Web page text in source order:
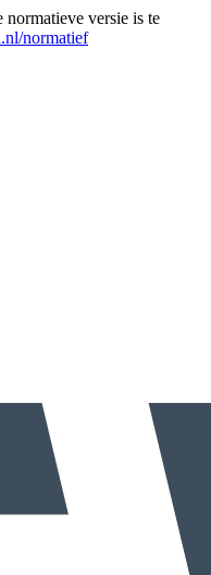
normatieve versie is te
normatief